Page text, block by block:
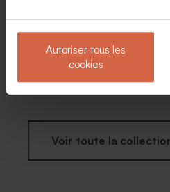
Autoriser tous les
cookies
des beaux jours
Voir toute la